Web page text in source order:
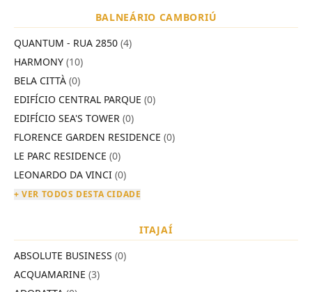
BALNEÁRIO CAMBORIÚ
QUANTUM - RUA 2850 (4)
HARMONY (10)
BELA CITTÀ (0)
EDIFÍCIO CENTRAL PARQUE (0)
EDIFÍCIO SEA'S TOWER (0)
FLORENCE GARDEN RESIDENCE (0)
LE PARC RESIDENCE (0)
LEONARDO DA VINCI (0)
+ VER TODOS DESTA CIDADE
ITAJAÍ
ABSOLUTE BUSINESS (0)
ACQUAMARINE (3)